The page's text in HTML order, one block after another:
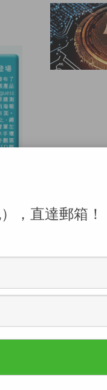
周
申
，
一
，直達郵箱！